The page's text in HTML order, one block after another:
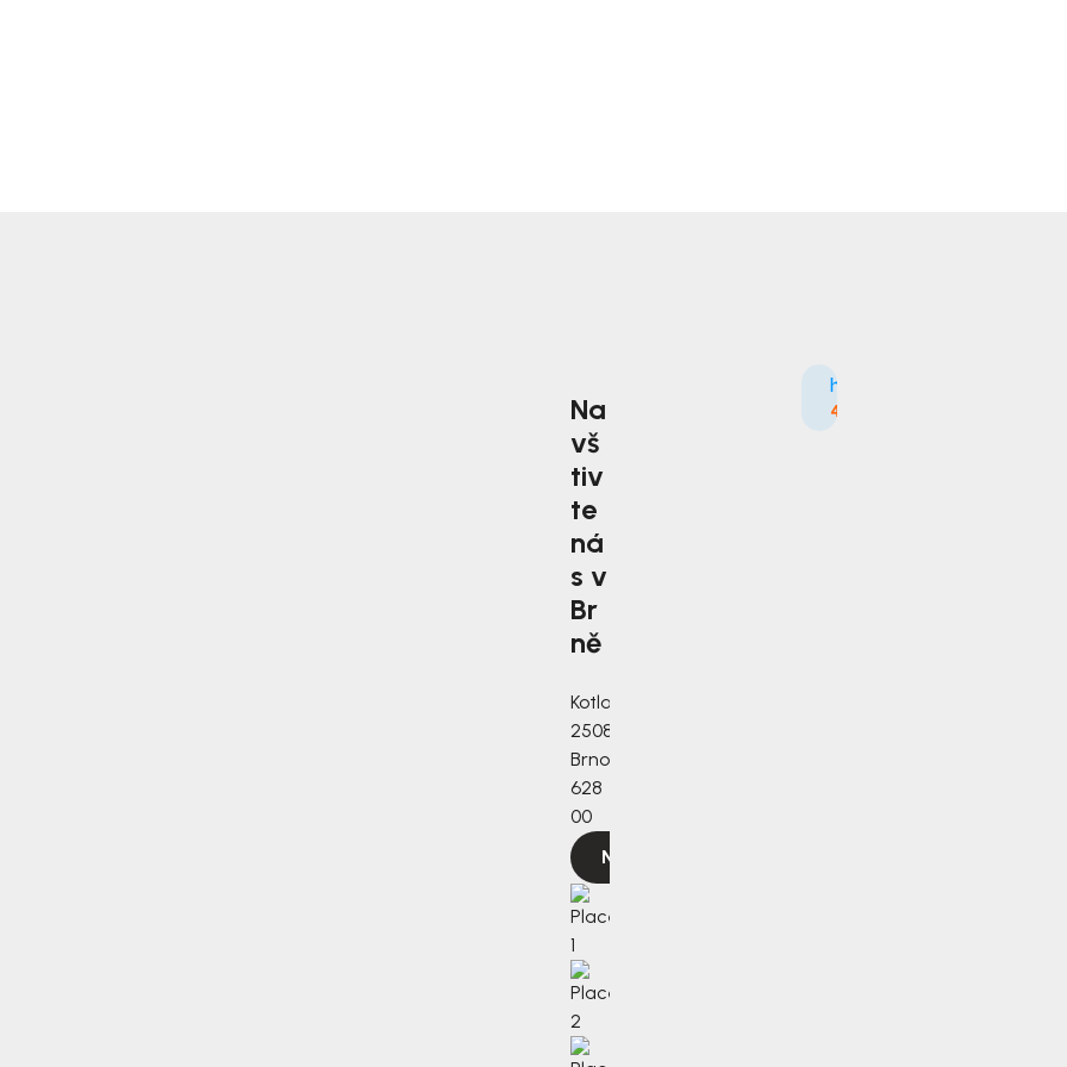
Na
vš
tiv
te
ná
s v
Br
ně
Kotlanova
2508/3a,
Brno,
628
00
Navigovat
4.9